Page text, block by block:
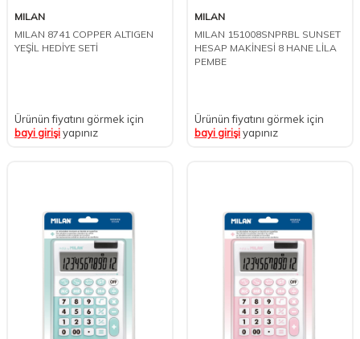
MILAN
MILAN 8741 COPPER ALTIGEN
YEŞİL HEDİYE SETİ
Ürünün fiyatını görmek için
bayi girişiyapınız
MILAN
MILAN 151008SNPRBL SUNSET
HESAP MAKİNESİ 8 HANE LİLA
PEMBE
Ürünün fiyatını görmek için
bayi girişiyapınız